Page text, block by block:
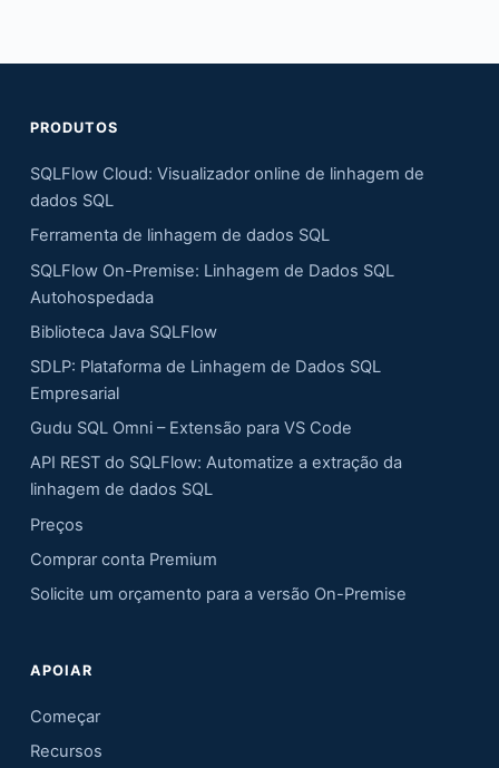
PRODUTOS
SQLFlow Cloud: Visualizador online de linhagem de
dados SQL
Ferramenta de linhagem de dados SQL
SQLFlow On-Premise: Linhagem de Dados SQL
Autohospedada
Biblioteca Java SQLFlow
SDLP: Plataforma de Linhagem de Dados SQL
Empresarial
Gudu SQL Omni – Extensão para VS Code
API REST do SQLFlow: Automatize a extração da
linhagem de dados SQL
Preços
Comprar conta Premium
Solicite um orçamento para a versão On-Premise
APOIAR
Começar
Recursos